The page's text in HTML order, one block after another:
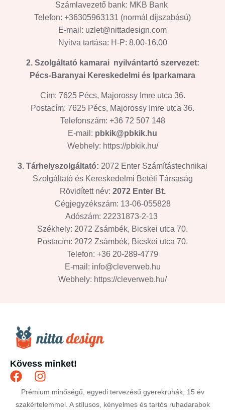
Számlavezető bank: MKB Bank
Telefon: +36305963131 (normál díjszabású)
E-mail: uzlet@nittadesign.com
Nyitva tartása: H-P: 8.00-16.00
2. Szolgáltató kamarai nyilvántartó szervezet:
Pécs-Baranyai Kereskedelmi és Iparkamara
Cím: 7625 Pécs, Majorossy Imre utca 36.
Postacím: 7625 Pécs, Majorossy Imre utca 36.
Telefonszám: +36 72 507 148
E-mail: pbkik@pbkik.hu
Webhely: https://pbkik.hu/
3. Tárhelyszolgáltató: 2072 Enter Számítástechnikai
Szolgáltató és Kereskedelmi Betéti Társaság
Rövidített név: 2072 Enter Bt.
Cégjegyzékszám: 13-06-055828
Adószám: 22231873-2-13
Székhely: 2072 Zsámbék, Bicskei utca 70.
Postacím: 2072 Zsámbék, Bicskei utca 70.
Telefon: +36 20-289-4779
E-mail: info@cleverweb.hu
Webhely: https://cleverweb.hu/
Kövess minket!
Prémium minőségű, egyedi tervezésű gyerekruhák, 15 év
szakértelemmel. A stílusos, kényelmes és tartós ruhadarabok